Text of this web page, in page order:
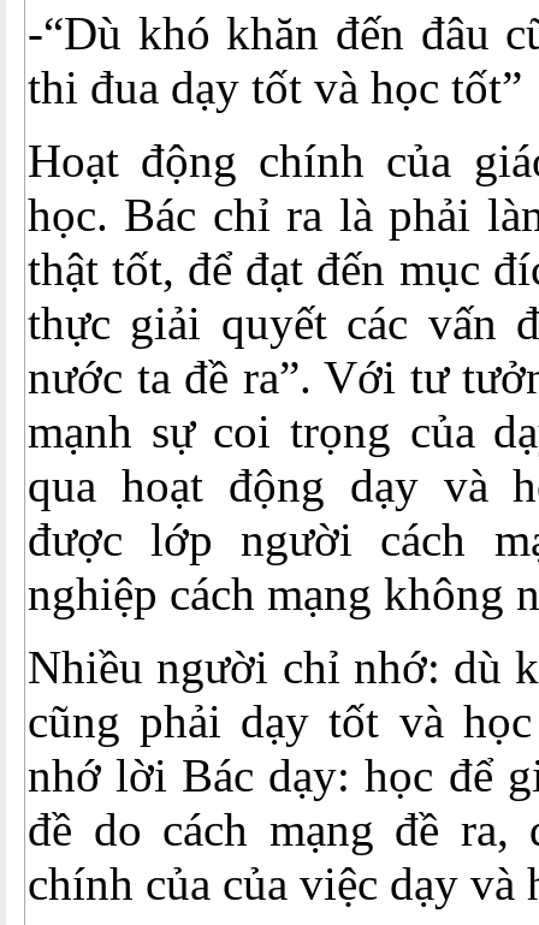
-“Dù khó khăn đến đâu
thi đua dạy tốt và học tốt”
Hoạt động chính của
học. Bác chỉ ra là phải
thật tốt, để đạt đến mục
thực giải quyết các vấn
nước ta đề ra”. Với tư
mạnh sự coi trọng của
qua hoạt động dạy và
được lớp người cách
nghiệp cách mạng không
Nhiều người chỉ nhớ: dù
cũng phải dạy tốt và
nhớ lời Bác dạy: học để
đề do cách mạng đề ra,
chính của của việc dạy và